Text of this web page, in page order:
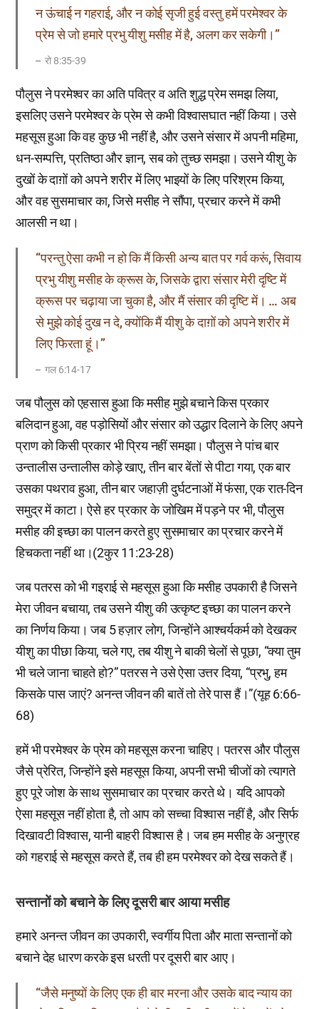
न ऊंचाई न गहराई, और न कोई सृजी हुई वस्तु हमें परमेश्वर के
प्रेम से जो हमारे प्रभु यीशु मसीह में है, अलग कर सकेगी।”
रो 8:35-39
पौलुस ने परमेश्वर का अति पवित्र व अति शुद्ध प्रेम समझ लिया,
इसलिए उसने परमेश्वर के प्रेम से कभी विश्वासघात नहीं किया। उसे
महसूस हुआ कि वह कुछ भी नहीं है, और उसने संसार में अपनी महिमा,
धन-सम्पत्ति, प्रतिष्ठा और ज्ञान, सब को तुच्छ समझा। उसने यीशु के
दुखों के दाग़ों को अपने शरीर में लिए भाइयों के लिए परिश्रम किया,
और वह सुसमाचार का, जिसे मसीह ने सौंपा, प्रचार करने में कभी
आलसी न था।
“परन्तु ऐसा कभी न हो कि मैं किसी अन्य बात पर गर्व करूं, सिवाय
प्रभु यीशु मसीह के क्रूस के, जिसके द्वारा संसार मेरी दृष्टि में
क्रूस पर चढ़ाया जा चुका है, और मैं संसार की दृष्टि में। … अब
से मुझे कोई दुख न दे, क्योंकि मैं यीशु के दाग़ों को अपने शरीर में
लिए फिरता हूं।”
गल 6:14-17
जब पौलुस को एहसास हुआ कि मसीह मुझे बचाने किस प्रकार
बलिदान हुआ, वह पड़ोसियों और संसार को उद्धार दिलाने के लिए अपने
प्राण को किसी प्रकार भी प्रिय नहीं समझा। पौलुस ने पांच बार
उन्तालीस उन्तालीस कोड़े खाए, तीन बार बेंतों से पीटा गया, एक बार
उसका पथराव हुआ, तीन बार जहाज़ी दुर्घटनाओं में फंसा, एक रात-दिन
समुद्र में काटा। ऐसे हर प्रकार के जोखिम में पड़ने पर भी, पौलुस
मसीह की इच्छा का पालन करते हुए सुसमाचार का प्रचार करने में
हिचकता नहीं था।(2कुर 11:23-28)
जब पतरस को भी गइराई से महसूस हुआ कि मसीह उपकारी है जिसने
मेरा जीवन बचाया, तब उसने यीशु की उत्कृष्ट इच्छा का पालन करने
का निर्णय किया। जब 5 हज़ार लोग, जिन्होंने आश्चर्यकर्म को देखकर
यीशु का पीछा किया, चले गए, तब यीशु ने बाकी चेलों से पूछा, “क्या तुम
भी चले जाना चाहते हो?” पतरस ने उसे ऐसा उत्तर दिया, “प्रभु, हम
किसके पास जाएं? अनन्त जीवन की बातें तो तेरे पास हैं।”(यूह 6:66-
68)
हमें भी परमेश्वर के प्रेम को महसूस करना चाहिए। पतरस और पौलुस
जैसे प्रेरित, जिन्होंने इसे महसूस किया, अपनी सभी चीजों को त्यागते
हुए पूरे जोश के साथ सुसमाचार का प्रचार करते थे। यदि आपको
ऐसा महसूस नहीं होता है, तो आप को सच्चा विश्वास नहीं है, और सिर्फ
दिखावटी विश्वास, यानी बाहरी विश्वास है। जब हम मसीह के अनुग्रह
को गहराई से महसूस करते हैं, तब ही हम परमेश्वर को देख सकते हैं।
सन्तानों को बचाने के लिए दूसरी बार आया मसीह
हमारे अनन्त जीवन का उपकारी, स्वर्गीय पिता और माता सन्तानों को
बचाने देह धारण करके इस धरती पर दूसरी बार आए।
“जैसे मनुष्यों के लिए एक ही बार मरना और उसके बाद न्याय का